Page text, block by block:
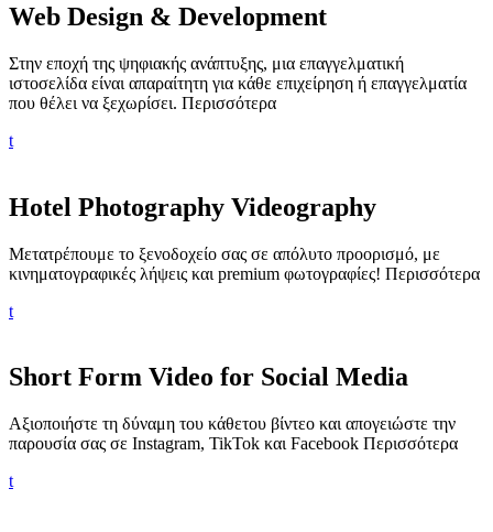
Web Design & Development
Στην εποχή της ψηφιακής ανάπτυξης, μια επαγγελματική
ιστοσελίδα είναι απαραίτητη για κάθε επιχείρηση ή επαγγελματία
που θέλει να ξεχωρίσει. Περισσότερα
t
Hotel Photography Videography
Μετατρέπουμε το ξενοδοχείο σας σε απόλυτο προορισμό, με
κινηματογραφικές λήψεις και premium φωτογραφίες! Περισσότερα
t
Short Form Video for Social Media
Αξιοποιήστε τη δύναμη του κάθετου βίντεο και απογειώστε την
παρουσία σας σε Instagram, TikTok και Facebook Περισσότερα
t